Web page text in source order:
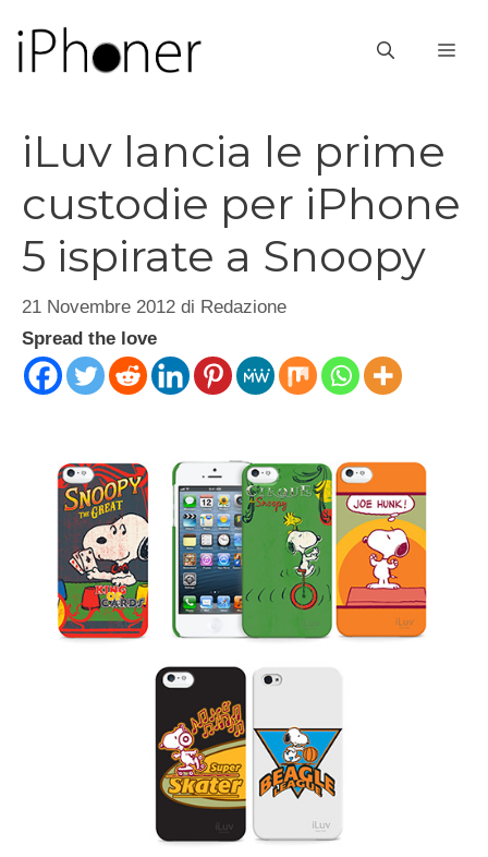
contenuto
iLuv lancia le prime
custodie per iPhone
5 ispirate a Snoopy
21 Novembre 2012 di Redazione
Spread the love